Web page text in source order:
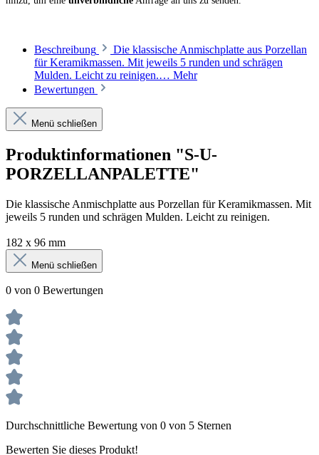
Beschreibung
Die klassische Anmischplatte aus Porzellan
für Keramikmassen. Mit jeweils 5 runden und schrägen
Mulden. Leicht zu reinigen.… Mehr
Bewertungen
Menü schließen
Produktinformationen "S-U-
PORZELLANPALETTE"
Die klassische Anmischplatte aus Porzellan für Keramikmassen. Mit
jeweils 5 runden und schrägen Mulden. Leicht zu reinigen.
182 x 96 mm
Menü schließen
0 von 0 Bewertungen
Durchschnittliche Bewertung von 0 von 5 Sternen
Bewerten Sie dieses Produkt!